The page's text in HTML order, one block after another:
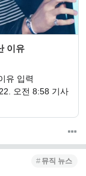
이유
유 입력
오전 8:58 기사
뮤직 뉴스